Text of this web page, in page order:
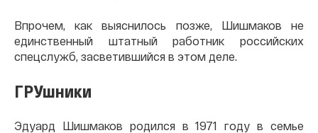
Впрочем, как выяснилось позже, Шишмаков не
единственный штатный работник российских
спецслужб, засветившийся в этом деле.
ГРУшники
Эдуард Шишмаков родился в 1971 году в семье